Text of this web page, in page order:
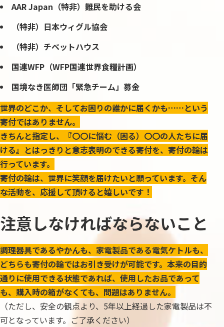
AAR Japan （特非）難民を助ける会
（特非）日本ウィグル協会
（特非）チベットハウス
国連WFP （WFP国連世界食糧計画）
国境なき医師団「緊急チーム」募金
世界のどこか、そしてお困りの誰かに届くかも……という
寄付ではありません。
きちんと指定し、『〇〇に悩む（困る）〇〇の人たちに届
ける』とはっきりと意志表明のできる寄付を、寄付の輪は
行っています。
寄付の輪は、世界に笑顔を届けたいと願っています。そん
な活動を、応援して頂けると嬉しいです！
注意しなければならないこと
調理器具であるやかんも、家電製品である電気ケトルも、
どちらも寄付の輪ではお引き受けが可能です。本来の目的
通りに使用できる状態であれば、使用したお品であって
も、購入時の箱がなくても、問題はありません。
（ただし、安全の観点より、5年以上経過した家電製品は不
可となっています。ご了承ください）